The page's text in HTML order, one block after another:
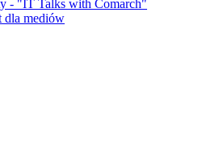
- "IT Talks with Comarch"
dla mediów